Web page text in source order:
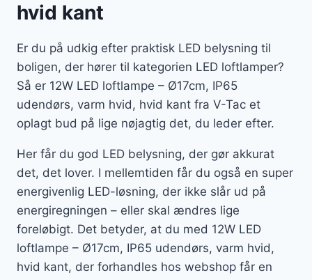
hvid kant
Er du på udkig efter praktisk LED belysning til
boligen, der hører til kategorien LED loftlamper?
Så er 12W LED loftlampe – Ø17cm, IP65
udendørs, varm hvid, hvid kant fra V-Tac et
oplagt bud på lige nøjagtig det, du leder efter.
Her får du god LED belysning, der gør akkurat
det, det lover. I mellemtiden får du også en super
energivenlig LED-løsning, der ikke slår ud på
energiregningen – eller skal ændres lige
foreløbigt. Det betyder, at du med 12W LED
loftlampe – Ø17cm, IP65 udendørs, varm hvid,
hvid kant, der forhandles hos webshop får en